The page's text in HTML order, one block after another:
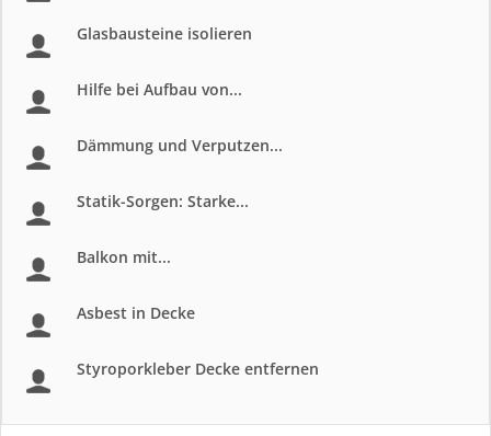
Glasbausteine isolieren
Hilfe bei Aufbau von...
Dämmung und Verputzen...
Statik-Sorgen: Starke...
Balkon mit...
Asbest in Decke
Styroporkleber Decke entfernen